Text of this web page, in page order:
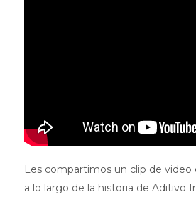
Les compartimos un clip de
a lo largo de la historia de Aditivo